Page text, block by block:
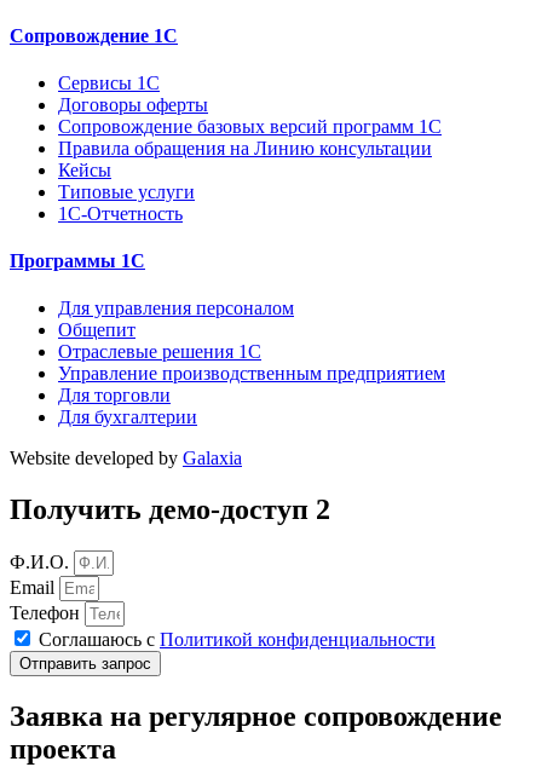
Сопровождение 1С
Сервисы 1С
Договоры оферты
Сопровождение базовых версий программ 1С
Правила обращения на Линию консультации
Кейсы
Типовые услуги
1С-Отчетность
Программы 1С
Для управления персоналом
Общепит
Отраслевые решения 1С
Управление производственным предприятием
Для торговли
Для бухгалтерии
Website developed by Galaxia
Получить демо-доступ 2
Ф.И.О.
Email
Телефон
Соглашаюсь с Политикой конфиденциальности
Отправить запрос
Заявка на регулярное сопровождение
проекта